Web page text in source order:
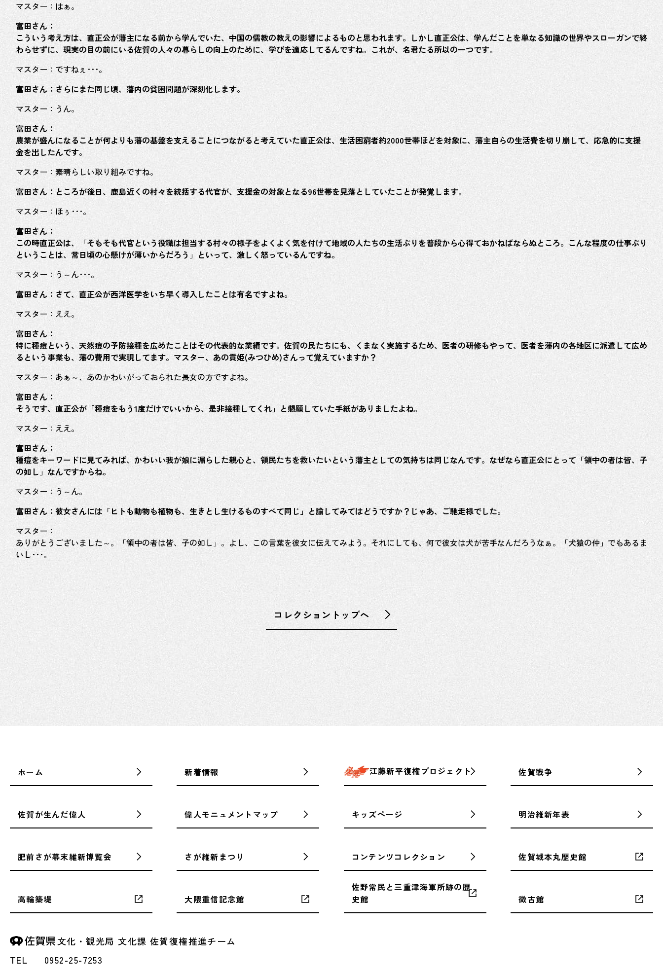
新着情報
江
佐賀戦争
佐賀が
偉人モ
キッズペ
明治維
マスター：はぁ。
富田さん：
こういう考え方は、直正公が藩主になる前から学んでいた、中国の儒教の教えの影響によるものと思われます。しかし直正公は、学んだことを単なる知識の世界やスローガンで終
わらせずに、現実の目の前にいる佐賀の人々の暮らしの向上のために、学びを適応してるんですね。これが、名君たる所以の一つです。
マスター：ですねぇ･･･。
富田さん：さらにまた同じ頃、藩内の貧困問題が深刻化します。
マスター：うん。
富田さん：
農業が盛んになることが何よりも藩の基盤を支えることにつながると考えていた直正公は、生活困窮者約2000世帯ほどを対象に、藩主自らの生活費を切り崩して、応急的に支援
金を出したんです。
マスター：素晴らしい取り組みですね。
富田さん：ところが後日、鹿島近くの村々を統括する代官が、支援金の対象となる96世帯を見落としていたことが発覚します。
マスター：ほぅ･･･。
富田さん：
この時直正公は、「そもそも代官という役職は担当する村々の様子をよくよく気を付けて地域の人たちの生活ぶりを普段から心得ておかねばならぬところ。こんな程度の仕事ぶり
ということは、常日頃の心懸けが薄いからだろう」といって、激しく怒っているんですね。
マスター：う～ん･･･。
富田さん：さて、直正公が西洋医学をいち早く導入したことは有名ですよね。
マスター：ええ。
富田さん：
特に種痘という、天然痘の予防接種を広めたことはその代表的な業績です。佐賀の民たちにも、くまなく実施するため、医者の研修もやって、医者を藩内の各地区に派遣して広め
るという事業も、藩の費用で実現してます。マスター、あの貢姫(みつひめ)さんって覚えていますか？
マスター：あぁ～、あのかわいがっておられた長女の方ですよね。
富田さん：
そうです、直正公が「種痘をもう1度だけでいいから、是非接種してくれ」と懇願していた手紙がありましたよね。
マスター：ええ。
富田さん：
種痘をキーワードに見てみれば、かわいい我が娘に漏らした親心と、領民たちを救いたいという藩主としての気持ちは同じなんです。なぜなら直正公にとって「領中の者は皆、子
の如し」なんですからね。
マスター：う～ん。
富田さん：彼女さんには「ヒトも動物も植物も、生きとし生けるものすべて同じ」と諭してみてはどうですか？じゃあ、ご馳走様でした。
マスター：
ありがとうございました～。「領中の者は皆、子の如し」。よし、この言葉を彼女に伝えてみよう。それにしても、何で彼女は犬が苦手なんだろうなぁ。「犬猿の仲」でもあるま
いし･･･。
コレクショントップへ
ホーム 新着情報 江藤新平復権プロジェクト 佐賀戦争
佐賀が生んだ偉人 偉人モニュメントマップ キッズページ 明治維新年表
肥前さが幕末維新博覧会 さが維新まつり コンテンツコレクション 佐賀城本丸歴史館
高輪築堤 大隈重信記念館
佐野常民と三重津海軍所跡の歴
史館
徴古館
文化・観光局 文化課 佐賀復権推進チーム
TEL
0952-25-7253